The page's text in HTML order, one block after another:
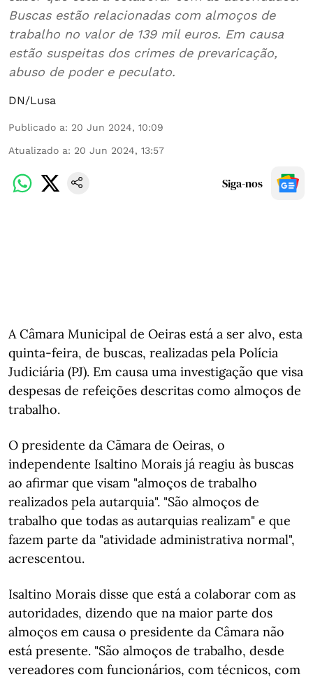
Buscas estão relacionadas com almoços de
trabalho no valor de 139 mil euros. Em causa
estão suspeitas dos crimes de prevaricação,
abuso de poder e peculato.
DN/Lusa
Publicado a: 20 Jun 2024, 10:09
Atualizado a: 20 Jun 2024, 13:57
Siga-nos
A Câmara Municipal de Oeiras está a ser alvo, esta
quinta-feira, de buscas, realizadas pela Polícia
Judiciária (PJ). Em causa uma investigação que visa
despesas de refeições descritas como almoços de
trabalho.
O presidente da Cãmara de Oeiras, o
independente Isaltino Morais já reagiu às buscas
ao afirmar que visam "almoços de trabalho
realizados pela autarquia". "São almoços de
trabalho que todas as autarquias realizam" e que
fazem parte da "atividade administrativa normal",
acrescentou.
Isaltino Morais disse que está a colaborar com as
autoridades, dizendo que na maior parte dos
almoços em causa o presidente da Câmara não
está presente. "São almoços de trabalho, desde
vereadores com funcionários, com técnicos, com